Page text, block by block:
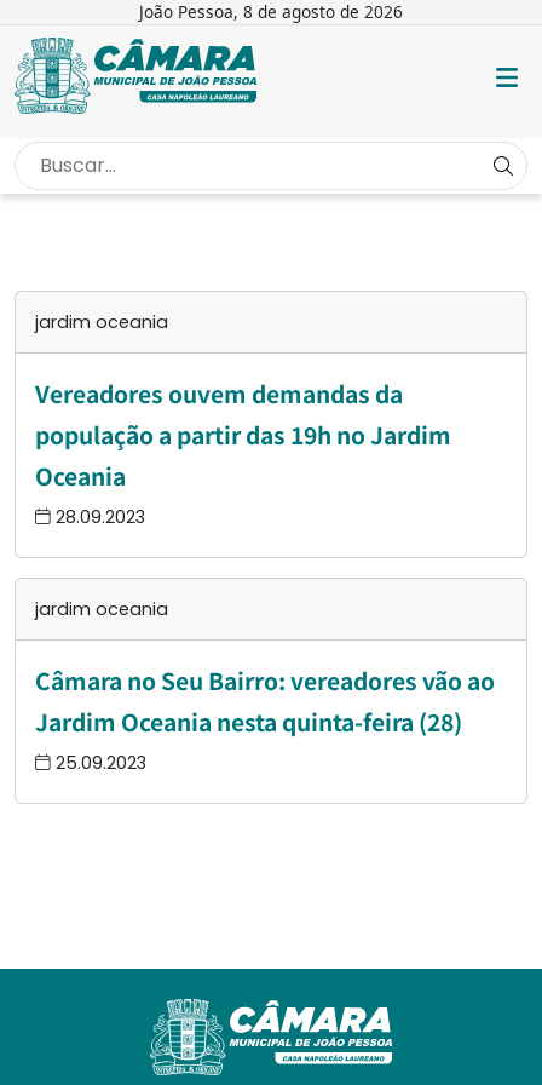
João Pessoa, 8 de agosto de 2026
INÍCIO /
jardim oceania
Vereadores ouvem demandas da
população a partir das 19h no Jardim
Oceania
28.09.2023
jardim oceania
Câmara no Seu Bairro: vereadores vão ao
Jardim Oceania nesta quinta-feira (28)
25.09.2023